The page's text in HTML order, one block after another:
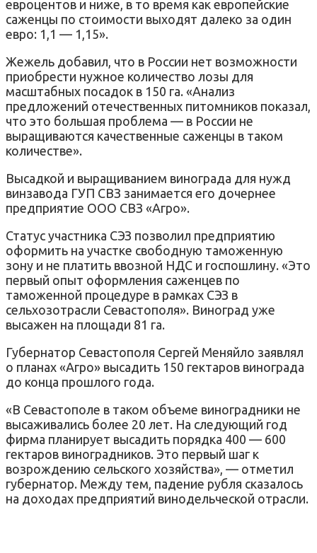
евроцентов и ниже, в то время как европейские
саженцы по стоимости выходят далеко за один
евро: 1,1 — 1,15».
Жежель добавил, что в России нет возможности
приобрести нужное количество лозы для
масштабных посадок в 150 га. «Анализ
предложений отечественных питомников показал,
что это большая проблема — в России не
выращиваются качественные саженцы в таком
количестве».
Высадкой и выращиванием винограда для нужд
винзавода ГУП СВЗ занимается его дочернее
предприятие ООО СВЗ «Агро».
Статус участника СЭЗ позволил предприятию
оформить на участке свободную таможенную
зону и не платить ввозной НДС и госпошлину. «Это
первый опыт оформления саженцев по
таможенной процедуре в рамках СЭЗ в
сельхозотрасли Севастополя». Виноград уже
высажен на площади 81 га.
Губернатор Севастополя Сергей Меняйло заявлял
о планах «Агро» высадить 150 гектаров винограда
до конца прошлого года.
«В Севастополе в таком объеме виноградники не
высаживались более 20 лет. На следующий год
фирма планирует высадить порядка 400 — 600
гектаров виноградников. Это первый шаг к
возрождению сельского хозяйства», — отметил
губернатор. Между тем, падение рубля сказалось
на доходах предприятий винодельческой отрасли.